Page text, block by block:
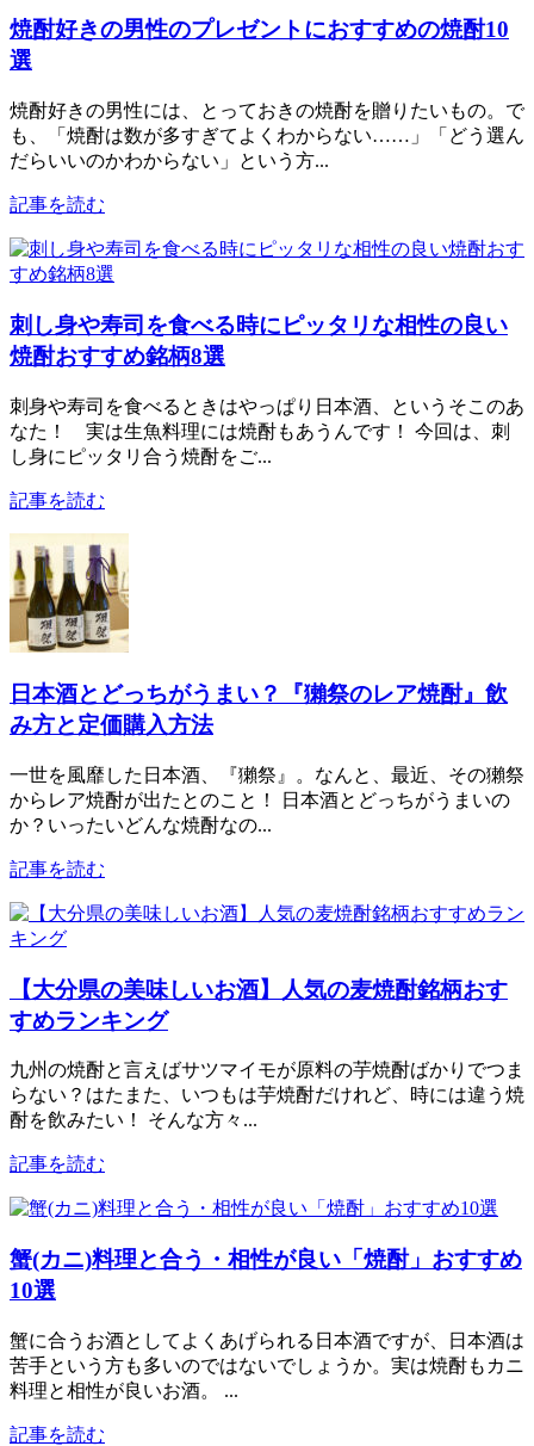
焼酎好きの男性のプレゼントにおすすめの焼酎10
選
焼酎好きの男性には、とっておきの焼酎を贈りたいもの。で
も、「焼酎は数が多すぎてよくわからない……」「どう選ん
だらいいのかわからない」という方...
記事を読む
刺し身や寿司を食べる時にピッタリな相性の良い
焼酎おすすめ銘柄8選
刺身や寿司を食べるときはやっぱり日本酒、というそこのあ
なた！ 実は生魚料理には焼酎もあうんです！ 今回は、刺
し身にピッタリ合う焼酎をご...
記事を読む
日本酒とどっちがうまい？『獺祭のレア焼酎』飲
み方と定価購入方法
一世を風靡した日本酒、『獺祭』。なんと、最近、その獺祭
からレア焼酎が出たとのこと！ 日本酒とどっちがうまいの
か？いったいどんな焼酎なの...
記事を読む
【大分県の美味しいお酒】人気の麦焼酎銘柄おす
すめランキング
九州の焼酎と言えばサツマイモが原料の芋焼酎ばかりでつま
らない？はたまた、いつもは芋焼酎だけれど、時には違う焼
酎を飲みたい！ そんな方々...
記事を読む
蟹(カニ)料理と合う・相性が良い「焼酎」おすすめ
10選
蟹に合うお酒としてよくあげられる日本酒ですが、日本酒は
苦手という方も多いのではないでしょうか。実は焼酎もカニ
料理と相性が良いお酒。 ...
記事を読む